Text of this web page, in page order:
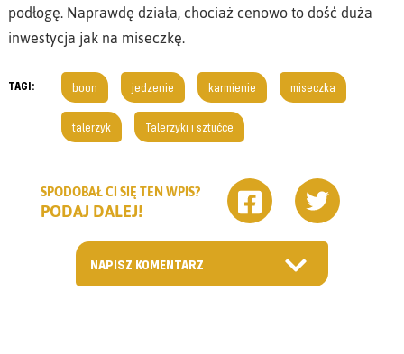
podłogę. Naprawdę działa, chociaż cenowo to dość duża
inwestycja jak na miseczkę.
TAGI: boon jedzenie karmienie miseczka
talerzyk Talerzyki i sztućce
SPODOBAŁ CI SIĘ TEN WPIS?
PODAJ DALEJ!
NAPISZ KOMENTARZ